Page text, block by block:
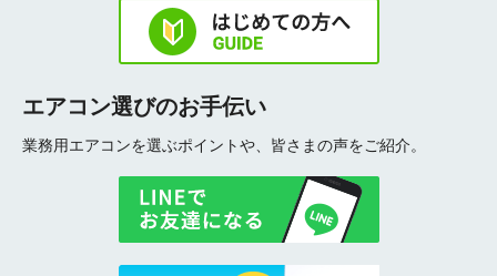
エアコン選びのお手伝い
業務用エアコンを選ぶポイントや、皆さまの声をご紹介。